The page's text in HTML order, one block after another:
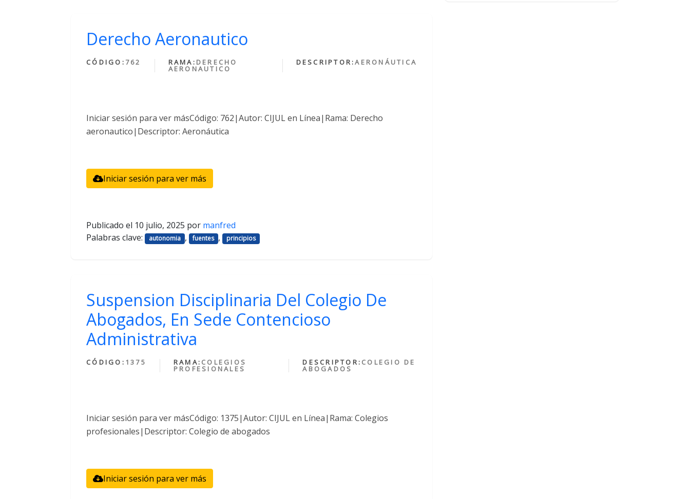
Derecho Aeronautico
CÓDIGO: 762 RAMA: DERECHO
AERONAUTICO
DESCRIPTOR:AERONÁUTICA
Iniciar sesión para ver másCódigo: 762|Autor: CIJUL en Línea|Rama: Derecho
aeronautico|Descriptor: Aeronáutica
Iniciar sesión para ver más
Publicado el 10 julio, 2025 por manfred
Palabras clave:
autonomia , fuentes , principios
Suspension Disciplinaria Del Colegio De
Abogados, En Sede Contencioso
Administrativa
CÓDIGO: 1375 RAMA: COLEGIOS
PROFESIONALES
DESCRIPTOR: COLEGIO DE
ABOGADOS
Iniciar sesión para ver másCódigo: 1375|Autor: CIJUL en Línea|Rama: Colegios
profesionales|Descriptor: Colegio de abogados
Iniciar sesión para ver más